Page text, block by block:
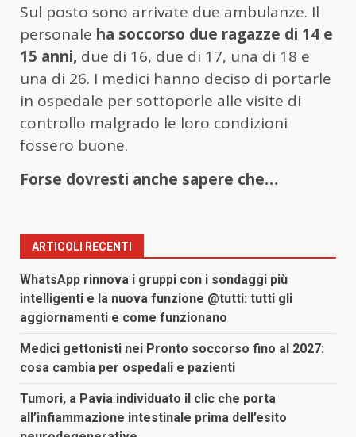
Sul posto sono arrivate due ambulanze. Il
personale ha soccorso due ragazze di 14 e
15 anni, due di 16, due di 17, una di 18 e
una di 26. I medici hanno deciso di portarle
in ospedale per sottoporle alle visite di
controllo malgrado le loro condizioni
fossero buone.
Forse dovresti anche sapere che…
ARTICOLI RECENTI
WhatsApp rinnova i gruppi con i sondaggi più
intelligenti e la nuova funzione @tutti: tutti gli
aggiornamenti e come funzionano
Medici gettonisti nei Pronto soccorso fino al 2027:
cosa cambia per ospedali e pazienti
Tumori, a Pavia individuato il clic che porta
all’infiammazione intestinale prima dell’esito